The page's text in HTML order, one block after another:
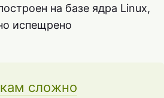
на базе ядра Linux,
испещрено
сложно